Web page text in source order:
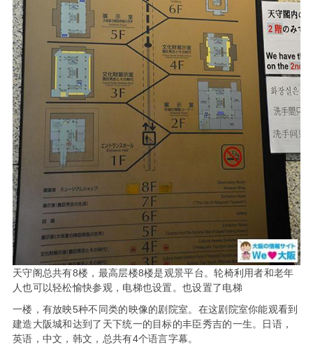
天守阁总共有8楼，最高层楼8楼是观景平台。轮椅利用者和老年
人也可以轻松愉快参观，电梯也设置。也设置了电梯
一楼，有放映5种不同类的映像的剧院室。在这剧院室你能观看到
建造大阪城和达到了天下统一的目标的丰臣秀吉的一生。日语，
英语，中文，韩文，总共有4个语言字幕。